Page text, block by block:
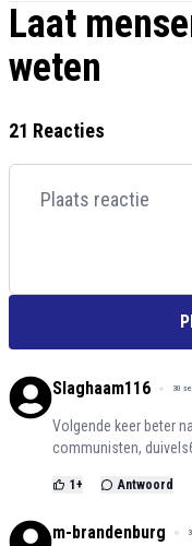
Laat
weten
21 Reacties
Slaghaam116 30
Volgende keer beter
communisten,
1 + Antwoord
m-brandenburg